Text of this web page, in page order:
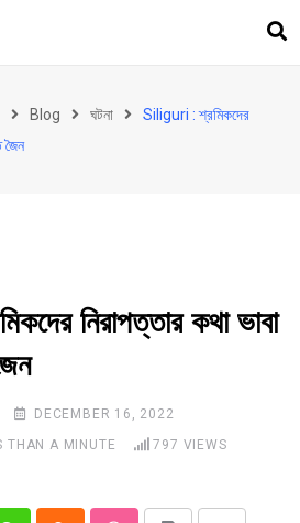
Blog ঘটনা
Siliguri : শ্রমিকদের
জৈন
নিরাপত্তার কথা ভাবা
DECEMBER 16, 2022
THAN A MINUTE 797 VIEWS